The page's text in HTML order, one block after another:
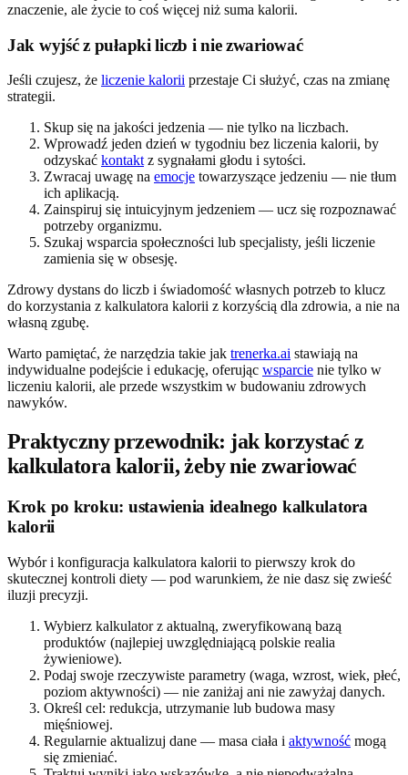
znaczenie, ale życie to coś więcej niż suma kalorii.
Jak wyjść z pułapki liczb i nie zwariować
Jeśli czujesz, że liczenie kalorii przestaje Ci służyć, czas na zmianę
strategii.
Skup się na jakości jedzenia — nie tylko na liczbach.
Wprowadź jeden dzień w tygodniu bez liczenia kalorii, by
odzyskać kontaktz sygnałami głodu i sytości.
Zwracaj uwagę na emocje towarzyszące jedzeniu — nie tłum
ich aplikacją.
Zainspiruj się intuicyjnym jedzeniem — ucz się rozpoznawać
potrzeby organizmu.
Szukaj wsparcia społeczności lub specjalisty, jeśli liczenie
zamienia się w obsesję.
Zdrowy dystans do liczb i świadomość własnych potrzeb to klucz
do korzystania z kalkulatora kalorii z korzyścią dla zdrowia, a nie na
własną zgubę.
Warto pamiętać, że narzędzia takie jak trenerka.ai stawiają na
indywidualne podejście i edukację, oferując wsparcie nie tylko w
liczeniu kalorii, ale przede wszystkim w budowaniu zdrowych
nawyków.
Praktyczny przewodnik: jak korzystać z
kalkulatora kalorii, żeby nie zwariować
Krok po kroku: ustawienia idealnego kalkulatora
kalorii
Wybór i konfiguracja kalkulatora kalorii to pierwszy krok do
skutecznej kontroli diety — pod warunkiem, że nie dasz się zwieść
iluzji precyzji.
Wybierz kalkulator z aktualną, zweryfikowaną bazą
produktów (najlepiej uwzględniającą polskie realia
żywieniowe).
Podaj swoje rzeczywiste parametry (waga, wzrost, wiek, płeć,
poziom aktywności) — nie zaniżaj ani nie zawyżaj danych.
Określ cel: redukcja, utrzymanie lub budowa masy
mięśniowej.
Regularnie aktualizuj dane — masa ciała i aktywność mogą
się zmieniać.